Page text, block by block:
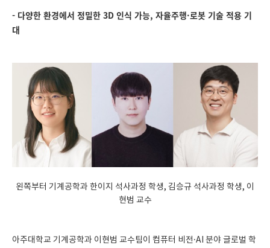
- 다양한 환경에서 정밀한 3D 인식 가능, 자율주행·로봇 기술 적용 기
대
왼쪽부터 기계공학과 한이지 석사과정 학생, 김승규 석사과정 학생, 이
현범 교수
아주대학교 기계공학과 이현범 교수팀이 컴퓨터 비전·AI 분야 글로벌 학